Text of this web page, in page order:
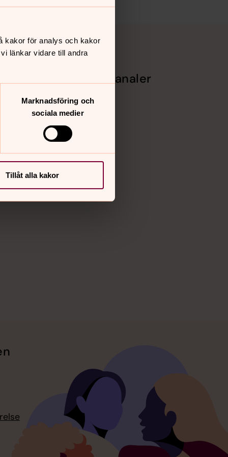
kakor för analys och kakor
länkar vidare till andra
Marknadsföring och
sociala medier
Tillåt alla kakor
Sociala kanaler
Facebook
Instagram
Vimeo